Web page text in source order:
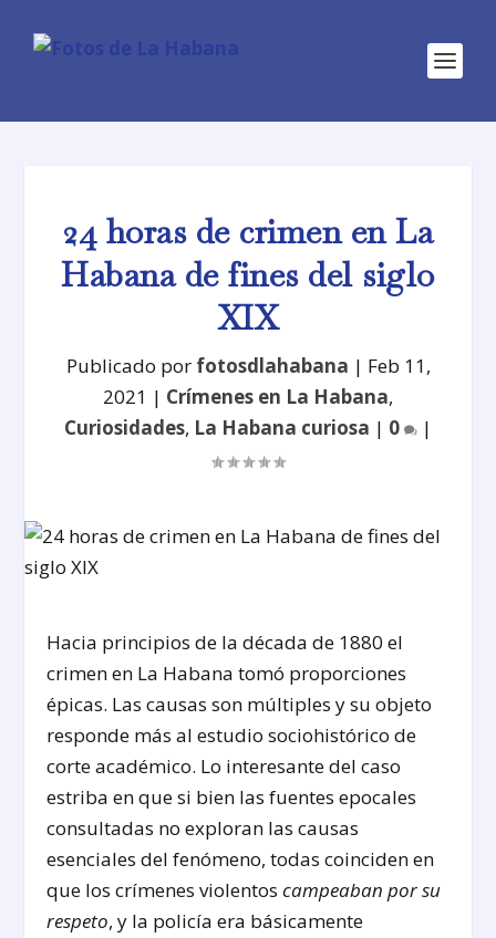
24 horas de crimen en La
Habana de fines del siglo
XIX
Publicado por fotosdlahabana | Feb 11,
2021 | Crímenes en La Habana,
Curiosidades, La Habana curiosa | 0 |
Hacia principios de la década de 1880 el
crimen en La Habana tomó proporciones
épicas. Las causas son múltiples y su objeto
responde más al estudio sociohistórico de
corte académico. Lo interesante del caso
estriba en que si bien las fuentes epocales
consultadas no exploran las causas
esenciales del fenómeno, todas coinciden en
que los crímenes violentoscampeaban por su
respeto, y la policía era básicamente